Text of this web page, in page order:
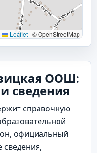
Leaflet | © OpenStreetMap
ООШ:
сведения
справочную
официальный
сведения,